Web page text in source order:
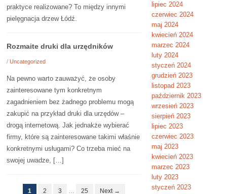
praktyce realizowane? To między innymi
pielęgnacja drzew Łódź.
Rozmaite druki dla urzędników
/Uncategorized
Na pewno warto zauważyć, że osoby
zainteresowane tym konkretnym
zagadnieniem bez żadnego problemu mogą
zakupić na przykład druki dla urzędów –
drogą internetową. Jak jednakże wybierać
firmy, które są zainteresowane takimi właśnie
konkretnymi usługami? Co trzeba mieć na
swojej uwadze, […]
1 2 3 … 25 Next →
lipiec 2024
czerwiec 2024
maj 2024
kwiecień 2024
marzec 2024
luty 2024
styczeń 2024
grudzień 2023
listopad 2023
październik 2023
wrzesień 2023
sierpień 2023
lipiec 2023
czerwiec 2023
maj 2023
kwiecień 2023
marzec 2023
luty 2023
styczeń 2023